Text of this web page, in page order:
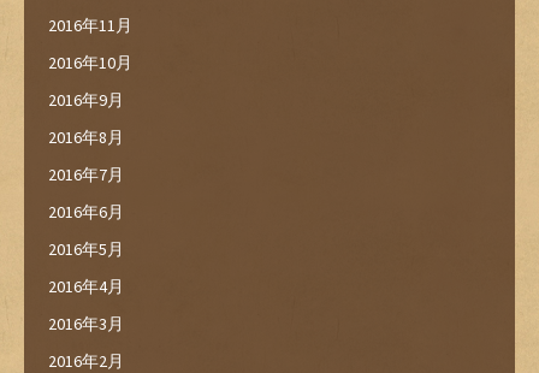
2016年11月
2016年10月
2016年9月
2016年8月
2016年7月
2016年6月
2016年5月
2016年4月
2016年3月
2016年2月